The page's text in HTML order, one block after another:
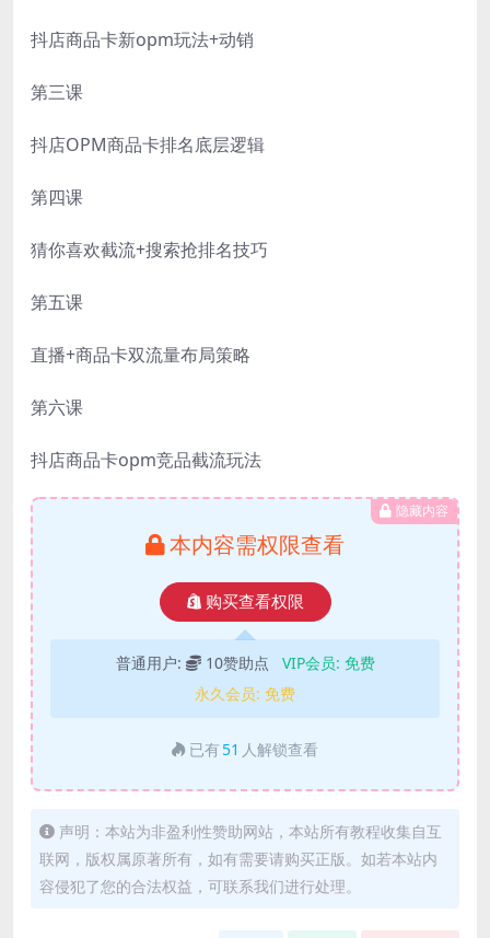
抖店商品卡新opm玩法+动销
第三课
抖店OPM商品卡排名底层逻辑
第四课
猜你喜欢截流+搜索抢排名技巧
第五课
直播+商品卡双流量布局策略
第六课
抖店商品卡opm竞品截流玩法
隐藏内容
本内容需权限查看
购买查看权限
普通用户: 10赞助点 VIP会员: 免费
永久会员: 免费
已有 51 人解锁查看
声明：本站为非盈利性赞助网站，本站所有教程收集自互
联网，版权属原著所有，如有需要请购买正版。如若本站内
容侵犯了您的合法权益，可联系我们进行处理。